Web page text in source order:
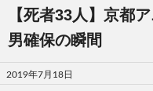
【死者33人】京都
男確保の瞬間
投
稿
2019年7月18日